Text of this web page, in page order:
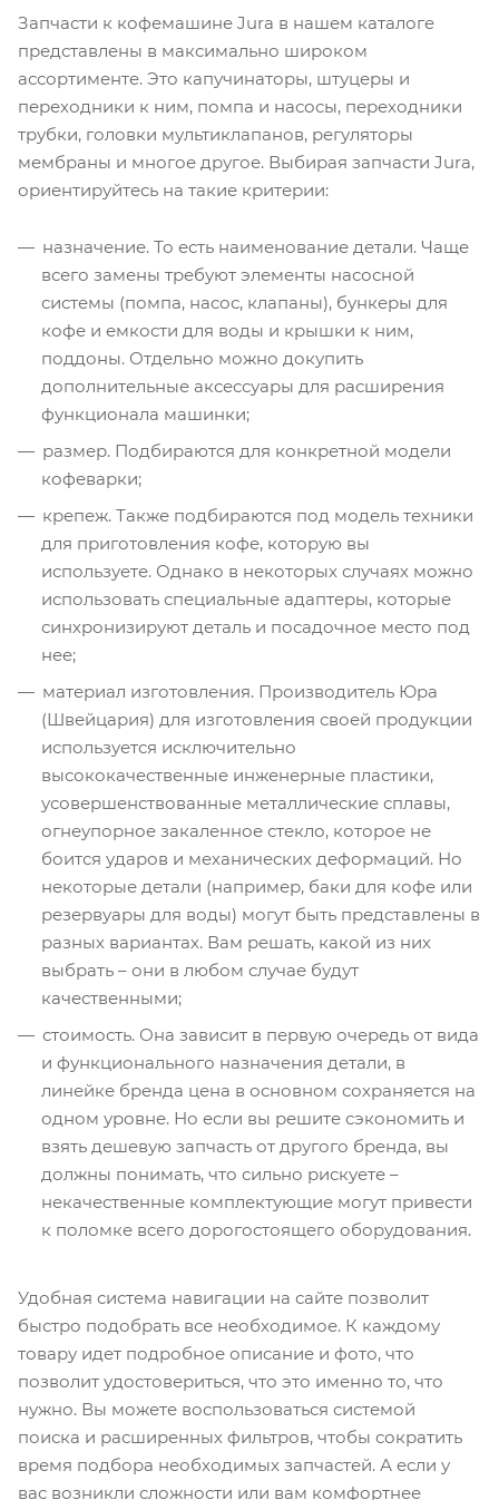
Запчасти к кофемашине Jura в нашем каталоге
представлены в максимально широком
ассортименте. Это капучинаторы, штуцеры и
переходники к ним, помпа и насосы, переходники
трубки, головки мультиклапанов, регуляторы
мембраны и многое другое. Выбирая запчасти Jura,
ориентируйтесь на такие критерии:
назначение. То есть наименование детали. Чаще
всего замены требуют элементы насосной
системы (помпа, насос, клапаны), бункеры для
кофе и емкости для воды и крышки к ним,
поддоны. Отдельно можно докупить
дополнительные аксессуары для расширения
функционала машинки;
размер. Подбираются для конкретной модели
кофеварки;
крепеж. Также подбираются под модель техники
для приготовления кофе, которую вы
используете. Однако в некоторых случаях можно
использовать специальные адаптеры, которые
синхронизируют деталь и посадочное место под
нее;
материал изготовления. Производитель Юра
(Швейцария) для изготовления своей продукции
используется исключительно
высококачественные инженерные пластики,
усовершенствованные металлические сплавы,
огнеупорное закаленное стекло, которое не
боится ударов и механических деформаций. Но
некоторые детали (например, баки для кофе или
резервуары для воды) могут быть представлены в
разных вариантах. Вам решать, какой из них
выбрать – они в любом случае будут
качественными;
стоимость. Она зависит в первую очередь от вида
и функционального назначения детали, в
линейке бренда цена в основном сохраняется на
одном уровне. Но если вы решите сэкономить и
взять дешевую запчасть от другого бренда, вы
должны понимать, что сильно рискуете –
некачественные комплектующие могут привести
к поломке всего дорогостоящего оборудования.
Удобная система навигации на сайте позволит
быстро подобрать все необходимое. К каждому
товару идет подробное описание и фото, что
позволит удостовериться, что это именно то, что
нужно. Вы можете воспользоваться системой
поиска и расширенных фильтров, чтобы сократить
время подбора необходимых запчастей. А если у
вас возникли сложности или вам комфортнее